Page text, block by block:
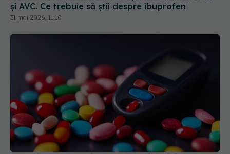
Cum ajută metformin controlul glicemiei
02 mar 2026, 13:12